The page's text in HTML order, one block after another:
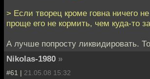
> Если творец кроме говна ничего
проще его не кормить, чем куда-то
А лучше попросту ликвидировать.
Nikolas-1980 »
#61 | 21.05.08 15:32